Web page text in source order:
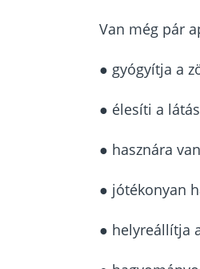
Van még pár
● gyógyítja a
● élesíti a
● hasznára
● jótékonyan
● helyreállítja